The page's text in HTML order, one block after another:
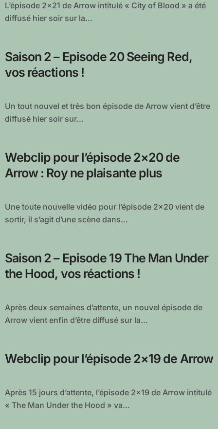
L’épisode 2×21 de Arrow intitulé « City of Blood » a été
diffusé hier soir sur la...
Saison 2 – Episode 20 Seeing Red,
vos réactions !
Un tout nouvel et très bon épisode de Arrow vient d’être
diffusé hier soir sur...
Webclip pour l’épisode 2×20 de
Arrow : Roy ne plaisante plus
Une toute nouvelle vidéo pour l’épisode 2×20 vient de
sortir, il s’agit d’une scène dans...
Saison 2 – Episode 19 The Man Under
the Hood, vos réactions !
Après deux semaines d’attente, un nouvel épisode de
Arrow vient enfin d’être diffusé sur la...
Webclip pour l’épisode 2×19 de Arrow
Après 15 jours d’attente, l’épisode 2×19 de Arrow intitulé
« The Man Under the Hood » va...